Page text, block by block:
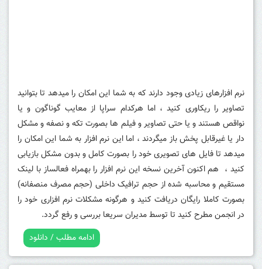
نرم افزارهای زیادی وجود دارند که به شما این امکان را میدهد تا بتوانید
تصاویر را ریکاوری کنید ، اما هرکدام سراپا از معایب گوناگون و یا
نواقص هستند و یا حتی تصاویر و فیلم ها بصورت تکه و نصفه و مشکل
دار یا غیرقابل پخش باز میگردند ، اما این نرم افزار به شما این امکان را
میدهد تا فایل های تصویری خود را بصورت کامل و بدون مشکل بازیابی
کنید ، هم اکنون آخرین نسخه این نرم افزار را بهمراه فعالساز با لینک
مستقیم و محاسبه شده از حجم ترافیک داخلی (حجم مصرف منصفانه)
بصورت کاملا رایگان دریافت کنید و هرگونه مشکلات نرم افزاری خود را
در انجمن مطرح کنید تا توسط مدیران سریعا بررسی و رفع گردد.
ادامه مطلب / دانلود